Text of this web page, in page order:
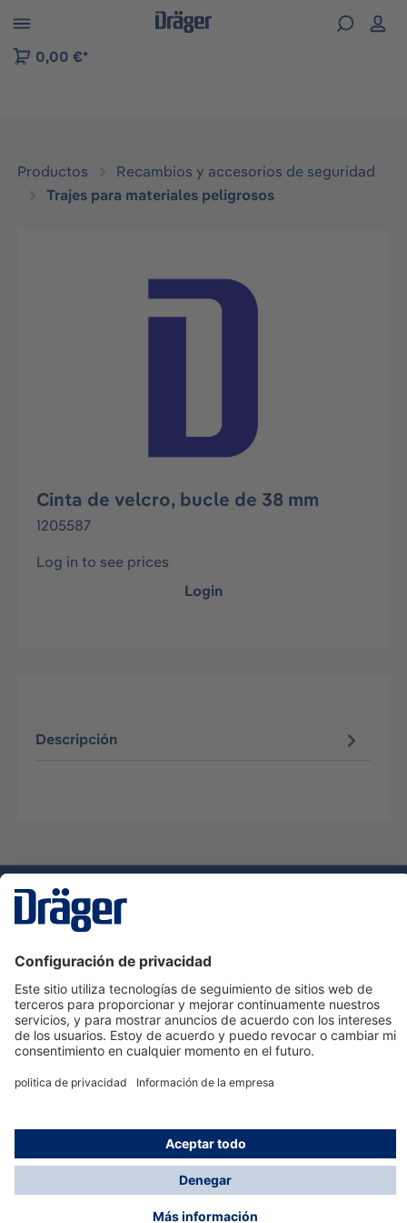
to B2B platform navigation
0,00 €*
Productos
Recambios y accesorios de seguridad
Trajes para materiales peligrosos
Omitir galería de imágenes
Cinta de velcro, bucle de 38 mm
1205587
Log in to see prices
Login
Descripción
Servicio de atención al cliente de Dräger
Ayuda
Información
© Dräger Hispania S.A.U., 2024
*Todos los precios no incluyen IVA y posibles gastos
de envío, salvo que indique lo contrario